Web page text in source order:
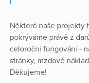
Některé naše projekty
pokrýváme právě z
celoroční fungování -
stránky, mzdové
Děkujeme!